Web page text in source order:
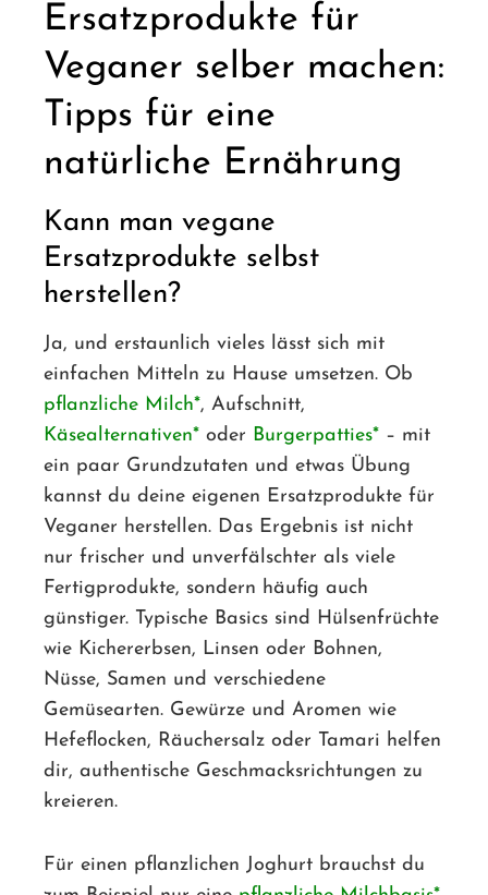
Ersatzprodukte für
Veganer selber machen:
Tipps für eine
natürliche Ernährung
Kann man vegane
Ersatzprodukte selbst
herstellen?
Ja, und erstaunlich vieles lässt sich mit
einfachen Mitteln zu Hause umsetzen. Ob
pflanzliche Milch , Aufschnitt,
Käsealternativen
oder Burgerpatties
– mit
ein paar Grundzutaten und etwas Übung
kannst du deine eigenen Ersatzprodukte für
Veganer herstellen. Das Ergebnis ist nicht
nur frischer und unverfälschter als viele
Fertigprodukte, sondern häufig auch
günstiger. Typische Basics sind Hülsenfrüchte
wie Kichererbsen, Linsen oder Bohnen,
Nüsse, Samen und verschiedene
Gemüsearten. Gewürze und Aromen wie
Hefeflocken, Räuchersalz oder Tamari helfen
dir, authentische Geschmacksrichtungen zu
kreieren.
Für einen pflanzlichen Joghurt brauchst du